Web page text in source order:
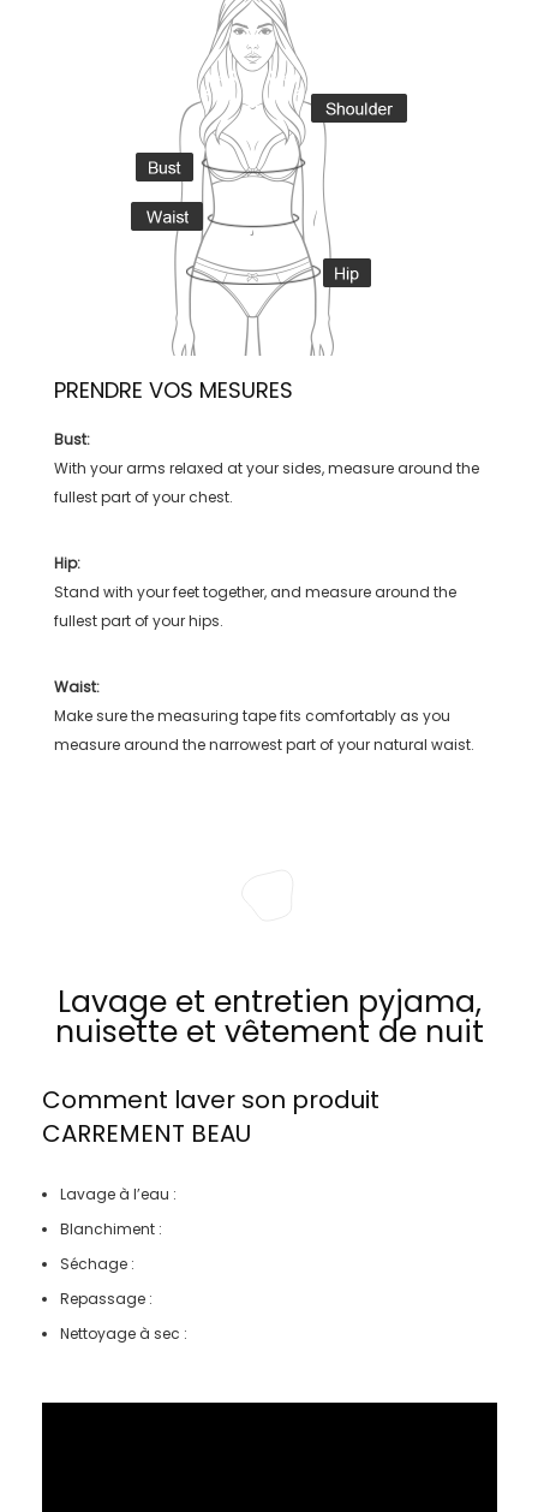
PRENDRE VOS MESURES
Bust:
With your arms relaxed at your sides, measure around the
fullest part of your chest.
Hip:
Stand with your feet together, and measure around the
fullest part of your hips.
Waist:
Make sure the measuring tape fits comfortably as you
measure around the narrowest part of your natural waist.
Lavage et entretien pyjama,
nuisette et vêtement de nuit
Comment laver son produit
CARREMENT BEAU
Lavage à l’eau :
Blanchiment :
Séchage :
Repassage :
Nettoyage à sec :